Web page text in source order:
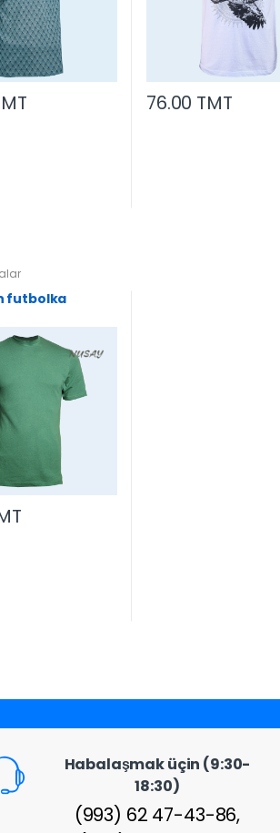
76.00 TMT
futbolka
Habalaşmak üçin (9:30-
18:30)
(993) 62 47-43-86,